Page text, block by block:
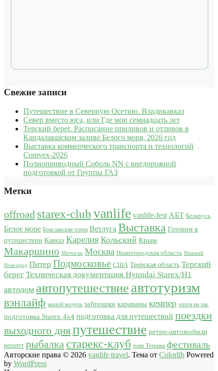
Свежие записи
Путешествие в Северную Осетию. Владикавказ
Север вместо юга, или Где мои семнадцать лет
Терский берег. Расписание приливов и отливов в
Кандалакшском заливе Белого моря, 2026 год
Выставка коммерческого транспорта и технологий
Comvex-2026
Полноприводный Соболь NN с внедорожной
подготовкой от Группы ГАЗ
Метки
offroad starex-clubvanlife vanlife-fest АБТ Беларусь
Белое море Браславские озера Ветлуга Выставка Готовим в
путешествии Кавказ Карелия Кольский Крым
Макаршино Мичиган Москва Нижегородская область Нижний
Новгород Питер Подмосковье США Тверская область Терский
берег Техническая документация Hyundai Starex/H1
автодом автопутешествие автотуризм
вэнлайф жилой модуль заброшки караваны кемпер охота на лис
подготовка Starex 4x4 подготовка для путешествий поездки
выходного дняпутешествие ретро-автомобили
рецепт рыбалка старекс-клуб тоня Тетрина фестиваль
Авторские права © 2026 vanlife travel. Тема от Colorlib Powered
by WordPress